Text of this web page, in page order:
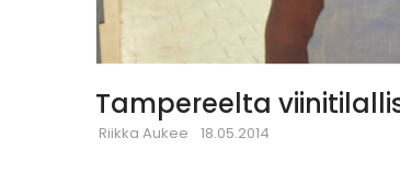
Tampereelta
Riikka Aukee 18.05.2014